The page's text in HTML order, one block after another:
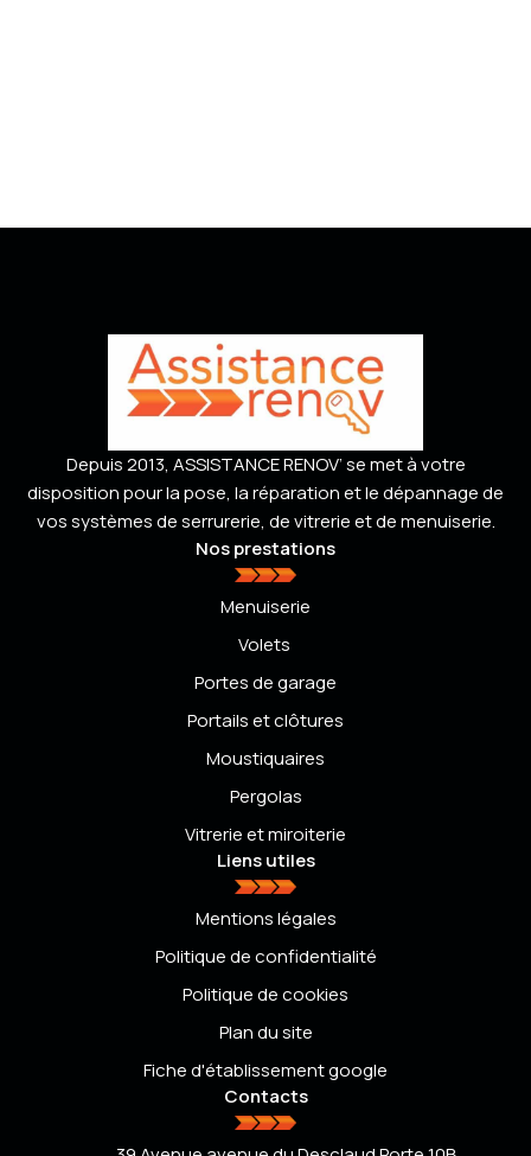
Depuis 2013, ASSISTANCE RENOV’ se met à votre
disposition pour la pose, la réparation et le dépannage de
vos systèmes de serrurerie, de vitrerie et de menuiserie.
Nos prestations
Menuiserie
Volets
Portes de garage
Portails et clôtures
Moustiquaires
Pergolas
Vitrerie et miroiterie
Liens utiles
Mentions légales
Politique de confidentialité
Politique de cookies
Plan du site
Fiche d'établissement google
Contacts